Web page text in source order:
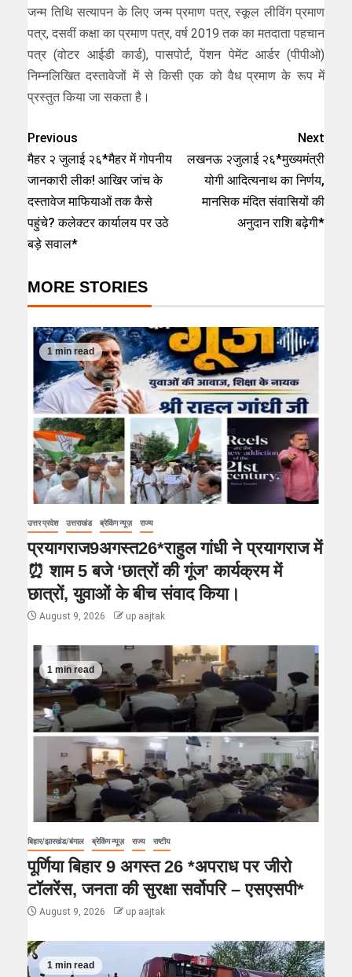
जन्म तिथि सत्यापन के लिए जन्म प्रमाण पत्र, स्कूल लीविंग प्रमाण
पत्र, दसवीं कक्षा का प्रमाण पत्र, वर्ष 2019 तक का मतदाता पहचान
पत्र (वोटर आईडी कार्ड), पासपोर्ट, पेंशन पेमेंट आर्डर (पीपीओ)
निम्नलिखित दस्तावेजों में से किसी एक को वैध प्रमाण के रूप में
प्रस्तुत किया जा सकता है।
Previous
मैहर २ जुलाई २६*मैहर में गोपनीय
जानकारी लीक! आखिर जांच के
दस्तावेज माफियाओं तक कैसे
पहुंचे? कलेक्टर कार्यालय पर उठे
बड़े सवाल*
Next
लखनऊ २जुलाई २६*मुख्यमंत्री
योगी आदित्यनाथ का निर्णय,
मानसिक मंदित संवासियों की
अनुदान राशि बढ़ेगी*
MORE STORIES
1 min read
उत्तर प्रदेश उत्तराखंड ब्रेकिंग न्यूज़ राज्य
प्रयागराज9अगस्त26*राहुल गांधी ने प्रयागराज में
⏰ शाम 5 बजे ‘छात्रों की गूंज’ कार्यक्रम में
छात्रों, युवाओं के बीच संवाद किया।
August 9, 2026 up aajtak
1 min read
बिहार/झारखंड/बंगाल ब्रेकिंग न्यूज़ राज्य राष्टीय
पूर्णिया बिहार 9 अगस्त 26 *अपराध पर जीरो
टॉलरेंस, जनता की सुरक्षा सर्वोपरि – एसएसपी*
August 9, 2026 up aajtak
1 min read